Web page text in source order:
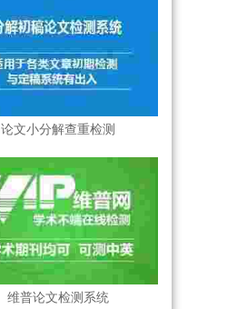
论文小分解查重检测
维普论文检测系统